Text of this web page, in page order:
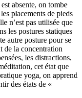
absente, on tombe
placements de pieds
n’est pas utilisée que
les postures statiques
autre posture pour se
de la concentration
les distractions,
cet état que
yoga, on apprend
des états de «